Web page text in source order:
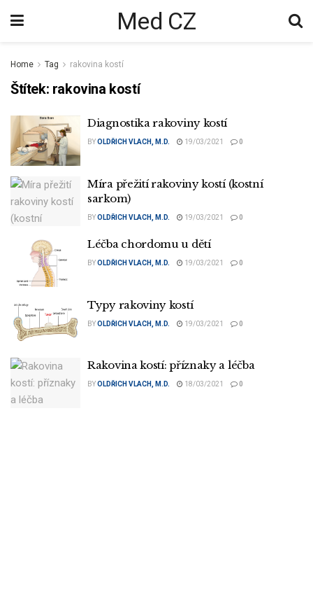
Med CZ
Home Tag rakovina kostí
Štítek: rakovina kostí
Diagnostika rakoviny kostí
BYOLDŘICH VLACH, M.D. 19/03/2021 0
Míra přežití rakoviny kostí (kostní
sarkom)
BYOLDŘICH VLACH, M.D. 19/03/2021 0
Léčba chordomu u dětí
BYOLDŘICH VLACH, M.D. 19/03/2021 0
Typy rakoviny kostí
BYOLDŘICH VLACH, M.D. 19/03/2021 0
Rakovina kostí: příznaky a léčba
BYOLDŘICH VLACH, M.D. 18/03/2021 0